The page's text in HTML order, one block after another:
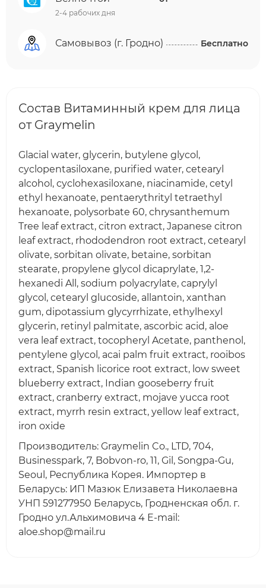
2-4 рабочих дня
Самовывоз (г. Гродно) Бесплатно
Состав Витаминный крем для лица
от Graymelin
Glacial water, glycerin, butylene glycol,
cyclopentasiloxane, purified water, cetearyl
alcohol, cyclohexasiloxane, niacinamide, cetyl
ethyl hexanoate, pentaerythrityl tetraethyl
hexanoate, polysorbate 60, chrysanthemum
Tree leaf extract, citron extract, Japanese citron
leaf extract, rhododendron root extract, cetearyl
olivate, sorbitan olivate, betaine, sorbitan
stearate, propylene glycol dicaprylate, 1,2-
hexanedi All, sodium polyacrylate, caprylyl
glycol, cetearyl glucoside, allantoin, xanthan
gum, dipotassium glycyrrhizate, ethylhexyl
glycerin, retinyl palmitate, ascorbic acid, aloe
vera leaf extract, tocopheryl Acetate, panthenol,
pentylene glycol, acai palm fruit extract, rooibos
extract, Spanish licorice root extract, low sweet
blueberry extract, Indian gooseberry fruit
extract, cranberry extract, mojave yucca root
extract, myrrh resin extract, yellow leaf extract,
iron oxide
Производитель: Graymelin Co., LTD, 704,
Businesspark, 7, Bobvon-ro, 11, Gil, Songpa-Gu,
Seoul, Республика Корея. Импортер в
Беларусь: ИП Мазюк Елизавета Николаевна
УНП 591277950 Беларусь, Гродненская обл. г.
Гродно ул.Альхимовича 4 E-mail:
aloe.shop@mail.ru